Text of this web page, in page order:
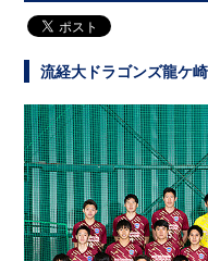
流経大ドラゴンズ龍ケ崎